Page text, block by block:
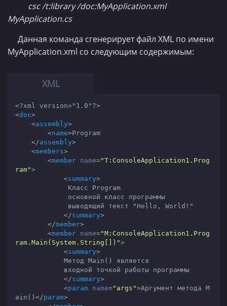
csc /t:library /doc:MyApplication.xml
MyApplication.cs
Данная команда сгенерирует файл XML по имени
MyApplication.xml со следующим содержимым:
<?xml version="1.0"?>
<doc>
<assembly>
<name>Program
</assembly>
<members>
<member name="T:ConsoleApplication1.Prog
ram">
<summary>
</summary>
</member>
<member name="M:ConsoleApplication1.Prog
ram.Main(System.String[])">
<summary>
</summary>
<param name="args">Аргумент метода M
ain() </param>